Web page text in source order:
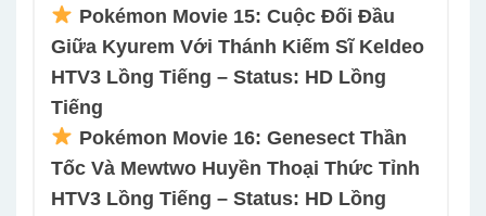
Pokémon Movie 15: Cuộc Đối Đầu
Giữa Kyurem Với Thánh Kiếm Sĩ Keldeo
HTV3 Lồng Tiếng – Status: HD Lồng
Tiếng
Pokémon Movie 16: Genesect Thần
Tốc Và Mewtwo Huyền Thoại Thức Tỉnh
HTV3 Lồng Tiếng – Status: HD Lồng